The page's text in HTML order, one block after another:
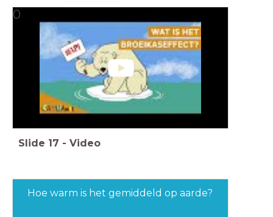
0
Slide 17 - Video
Hoe warm is het gemiddeld op aarde?